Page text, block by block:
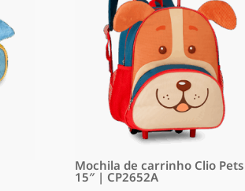
Mochila de carrinho Clio Pets
15″ | CP2652A